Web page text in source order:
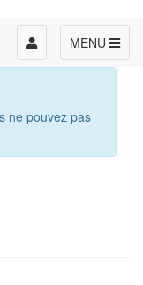
MENU
Toggle
navigation
ne pouvez pas